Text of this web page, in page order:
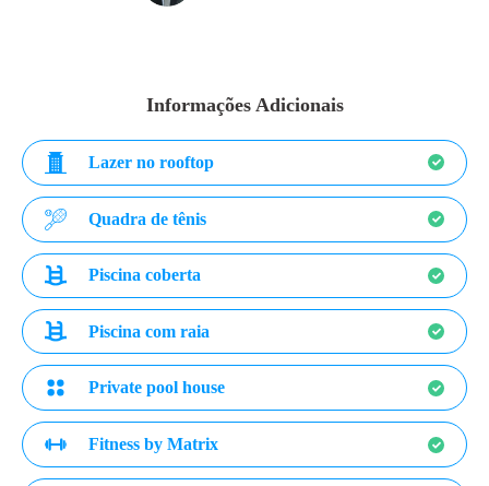
Informações Adicionais
Lazer no rooftop
Quadra de tênis
Piscina coberta
Piscina com raia
Private pool house
Fitness by Matrix